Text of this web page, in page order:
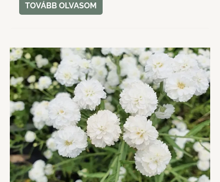
TOVÁBB OLVASOM